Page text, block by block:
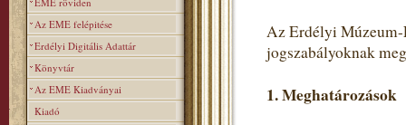
Az EME felépitése
Erdélyi Digitális Adattár
Könyvtár
Az EME Kiadványai
Kiadó
Az Erdélyi Múzeum-
jogszabályoknak
1. Meghatározások